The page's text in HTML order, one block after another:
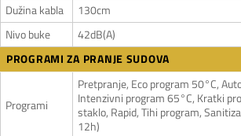
Dužina kabla
130cm
Nivo buke
42dB(A)
PROGRAMI ZA PRANJE SUDOVA
Programi
Pretpranje, Eco program 50°C,
Intenzivni program 65°C, Kratki
staklo, Rapid, Tihi program,
12h)